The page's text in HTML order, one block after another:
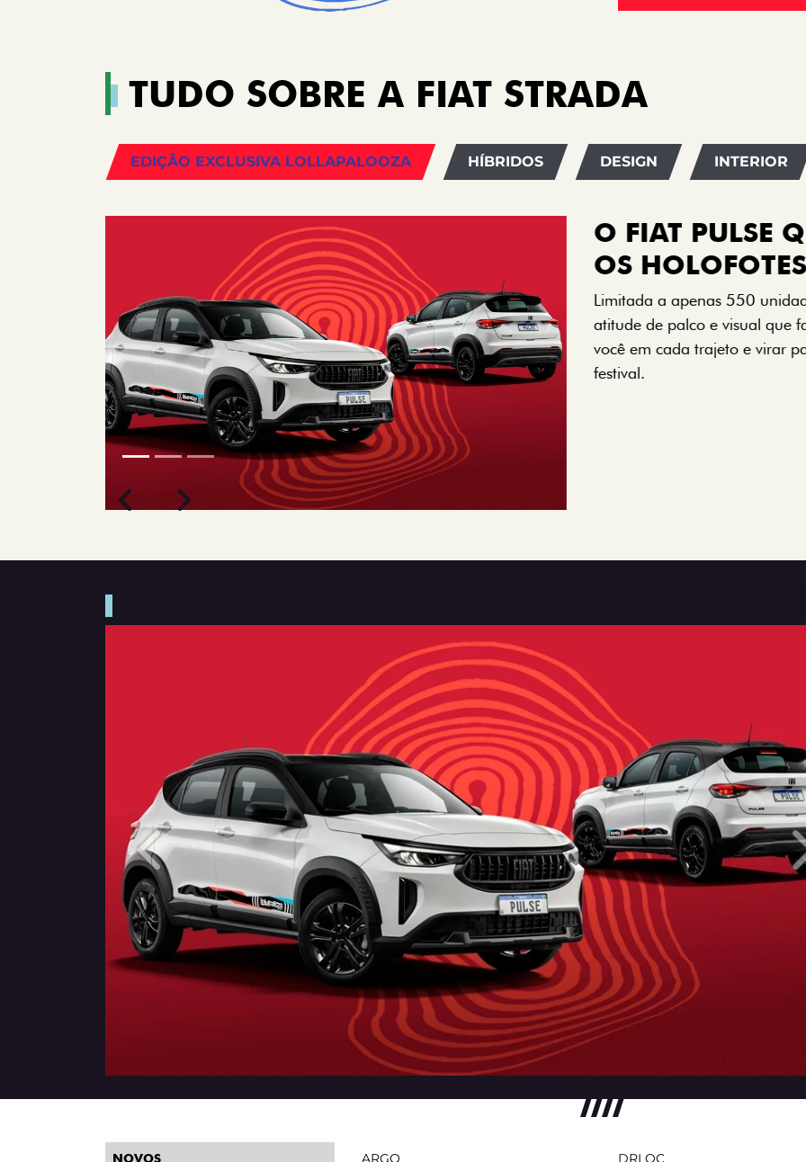
TUDO SOBRE A FIAT STRADA
EDIÇÃO EXCLUSIVA LOLLAPALOOZA HÍBRIDOS DESIGN INTERIOR
VISUAL COM
Se liga no que compõe a
numerada, adesivo lateral
exclusividade, enquanto
rodas de liga-leve aro 16”
com ainda mais estilo.
Próximo
Tecnologia que acompanha o seu ritmo
PreviousNext
Anterior
NOVOS ARGO DRLOC